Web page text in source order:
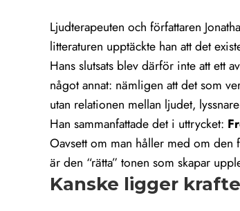
Ljudterapeuten och författaren
litteraturen upptäckte han att det
Hans slutsats blev därför inte att ett
något annat: nämligen att det som
utan relationen mellan ljudet,
Han sammanfattade det i uttrycket:
Oavsett om man håller med om
är den “rätta” tonen som skapar
Kanske ligger